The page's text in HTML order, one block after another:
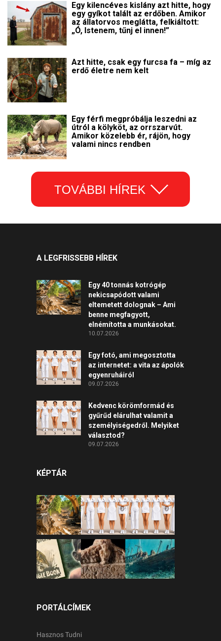
Egy kilencéves kislány azt hitte, hogy
egy gyíkot talált az erdőben. Amikor
az állatorvos meglátta, felkiáltott:
„Ó, Istenem, tűnj el innen!”
Azt hitte, csak egy furcsa fa – míg az
erdő életre nem kelt
Egy férfi megpróbálja leszedni az
útról a kölyköt, az orrszarvút.
Amikor közelebb ér, rájön, hogy
valami nincs rendben
TOVÁBBI HÍREK
A LEGFRISSEBB HÍREK
Egy 40 tonnás kotrógép
nekicsapódott valami
eltemetett dolognak – Ami
benne megfagyott,
elnémította a munkásokat.
10.07.2026
Egy fotó, ami megosztotta
az internetet: a vita az ápolók
egyenruháiról
09.07.2026
Kedvenc körömformád és
gyűrűd elárulhat valamit a
személyiségedről. Melyiket
választod?
09.07.2026
KÉPTÁR
PORTÁLCÍMEK
Hasznos Tudni